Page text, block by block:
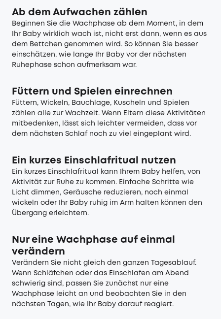
Ab dem Aufwachen zählen
Beginnen Sie die Wachphase ab dem Moment, in dem
Ihr Baby wirklich wach ist, nicht erst dann, wenn es aus
dem Bettchen genommen wird. So können Sie besser
einschätzen, wie lange Ihr Baby vor der nächsten
Ruhephase schon aufmerksam war.
Füttern und Spielen einrechnen
Füttern, Wickeln, Bauchlage, Kuscheln und Spielen
zählen alle zur Wachzeit. Wenn Eltern diese Aktivitäten
mitbedenken, lässt sich leichter vermeiden, dass vor
dem nächsten Schlaf noch zu viel eingeplant wird.
Ein kurzes Einschlafritual nutzen
Ein kurzes Einschlafritual kann Ihrem Baby helfen, von
Aktivität zur Ruhe zu kommen. Einfache Schritte wie
Licht dimmen, Geräusche reduzieren, noch einmal
wickeln oder Ihr Baby ruhig im Arm halten können den
Übergang erleichtern.
Nur eine Wachphase auf einmal
verändern
Verändern Sie nicht gleich den ganzen Tagesablauf.
Wenn Schläfchen oder das Einschlafen am Abend
schwierig sind, passen Sie zunächst nur eine
Wachphase leicht an und beobachten Sie in den
nächsten Tagen, wie Ihr Baby darauf reagiert.